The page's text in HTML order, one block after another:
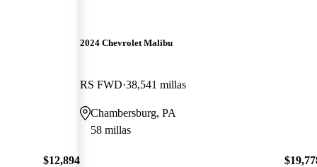
$12,894
2024 Chevrolet Malibu
RS FWD 38,541 millas
Chambersburg, PA
58 millas